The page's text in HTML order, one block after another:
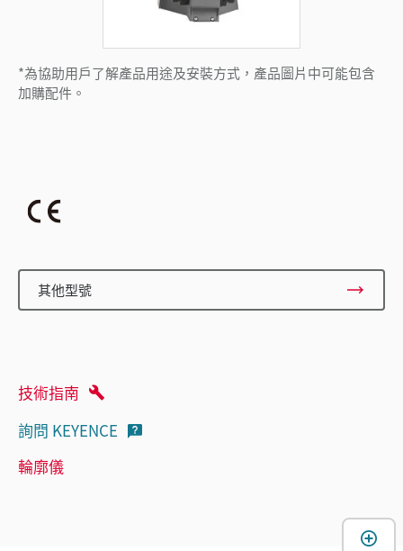
*為協助用戶了解產品用途及安裝方式，產品圖片中可能包含
加購配件。
其他型號
技術指南
詢問 KEYENCE
輪廓儀